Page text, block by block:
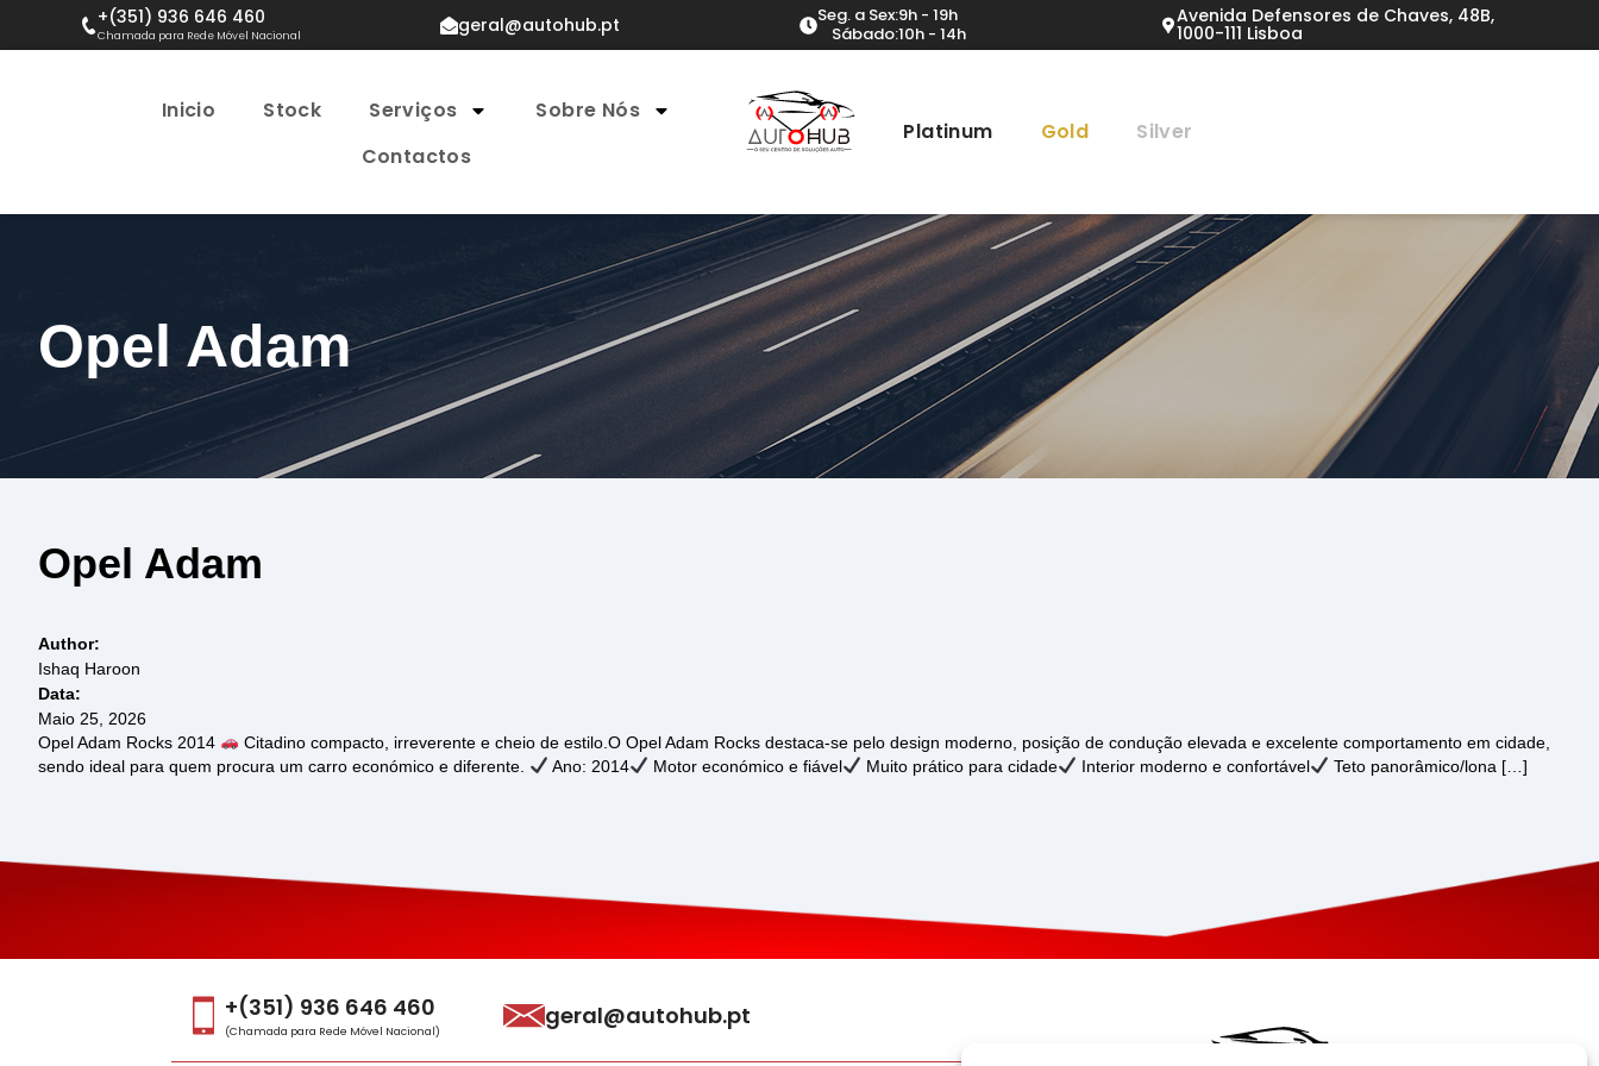
+(351) 936 646 460
Chamada para Rede Móvel Nacional geral@autohub.pt
Seg. a Sex:
Sábado:
9h - 19h
10h - 14h
Avenida Defensores de Chaves, 48B,
1000-111 Lisboa
Inicio Stock Serviços
Sobre Nós
Contactos
Platinum Gold Silver
Opel Adam
Opel Adam
Author:
Ishaq Haroon
Data:
Maio 25, 2026
Opel Adam Rocks 2014
Citadino compacto, irreverente e cheio de estilo.O Opel Adam Rocks destaca-se pelo design moderno, posição de condução elevada e excelente comportamento em cidade,
sendo ideal para quem procura um carro económico e diferente.
Ano: 2014 Motor económico e fiável Muito prático para cidade Interior moderno e confortável Teto panorâmico/lona […]
+(351) 936 646 460
(Chamada para Rede Móvel Nacional)
geral@autohub.pt